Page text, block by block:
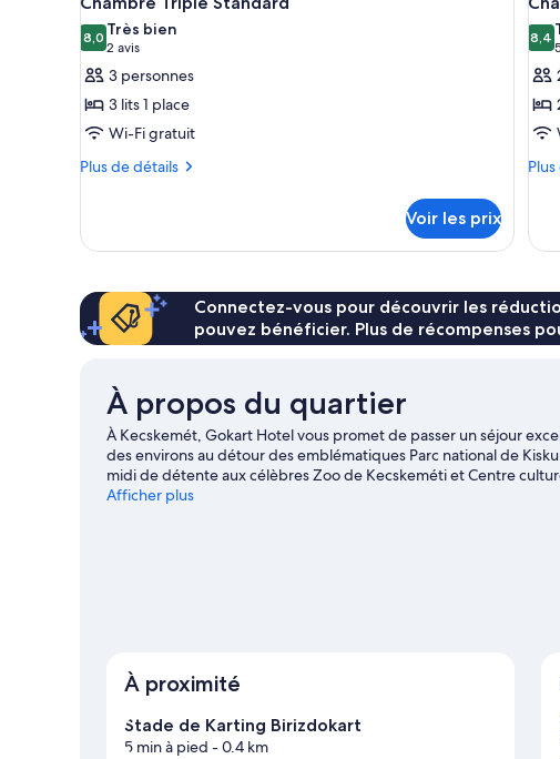
chambre
Chambre
Double
Standard
toutes
les
photos
pour
ce
type
de
Triple
8,08,0 sur 10
Très bien
2 avis
(2 avis)
3 personnes
3 lits 1 place
Wi-Fi gratuit
Plus de détails
Plus
le
chambre
Chambre
Triple
Voir les prix
les
ce
de
lits
8,4
8,4
Plus
le
Connectez-vous pour découvrir les
pouvez bénéficier. Plus de récompenses
À propos du quartier
À Kecskemét, Gokart Hotel vous promet de passer un séjour
des environs au détour des emblématiques Parc national de
midi de détente aux célèbres Zoo de Kecskeméti et Centre
Jouets et Bains thermaux de Kecskemét méritent aussi une visite.
Afficher plus
À proximité
Stade de Karting Birizdokart
5 min à pied - 0.4 km